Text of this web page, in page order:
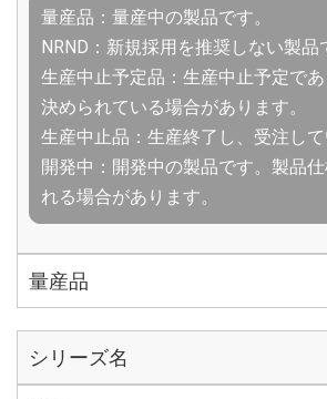
量産品：量産中の製品です。
NRND：新規採用を推奨しない製品
生産中止予定品：生産中止予定で
決められている場合があります。
生産中止品：生産終了し、受注して
開発中：開発中の製品です。製品
れる場合があります。
量産品
シリーズ名